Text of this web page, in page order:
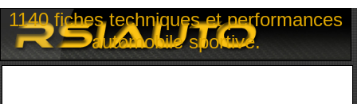
1140 fiches techniques et performances
automobile sportive.